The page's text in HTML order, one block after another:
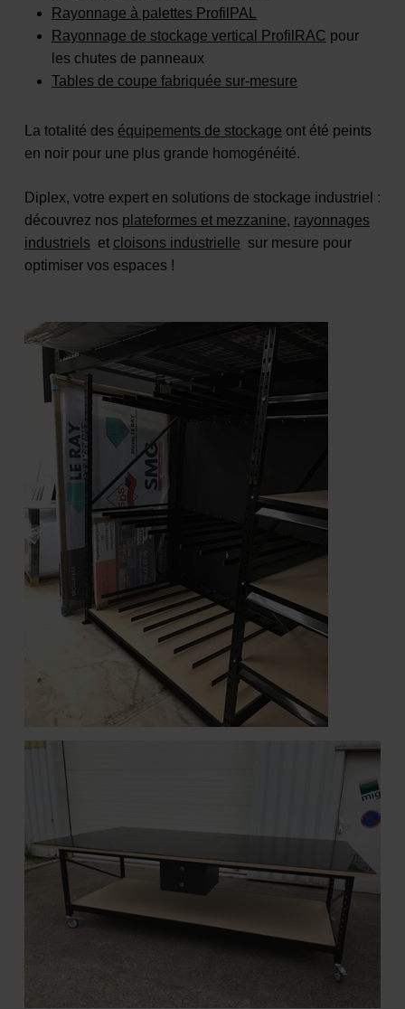
Rayonnage à palettes ProfilPAL
Rayonnage de stockage vertical ProfilRAC pour
les chutes de panneaux
Tables de coupe fabriquée sur-mesure
La totalité des équipements de stockage ont été peints
en noir pour une plus grande homogénéité.
Diplex, votre expert en solutions de stockage industriel :
découvrez nos plateformes et mezzanine, rayonnages
industrielset cloisons industrielle sur mesure pour
optimiser vos espaces !